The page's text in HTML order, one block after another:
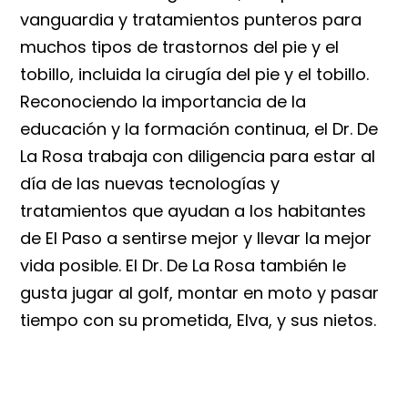
vanguardia y tratamientos punteros para
muchos tipos de trastornos del pie y el
tobillo, incluida la cirugía del pie y el tobillo.
Reconociendo la importancia de la
educación y la formación continua, el Dr. De
La Rosa trabaja con diligencia para estar al
día de las nuevas tecnologías y
tratamientos que ayudan a los habitantes
de El Paso a sentirse mejor y llevar la mejor
vida posible. El Dr. De La Rosa también le
gusta jugar al golf, montar en moto y pasar
tiempo con su prometida, Elva, y sus nietos.